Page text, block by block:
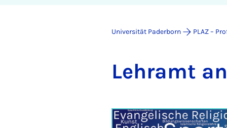
Universität Paderborn PLAZ –
Lehr­amt